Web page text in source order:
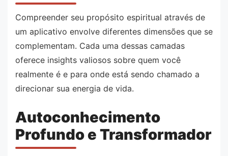
Compreender seu propósito espiritual através de
um aplicativo envolve diferentes dimensões que se
complementam. Cada uma dessas camadas
oferece insights valiosos sobre quem você
realmente é e para onde está sendo chamado a
direcionar sua energia de vida.
Autoconhecimento
Profundo e Transformador